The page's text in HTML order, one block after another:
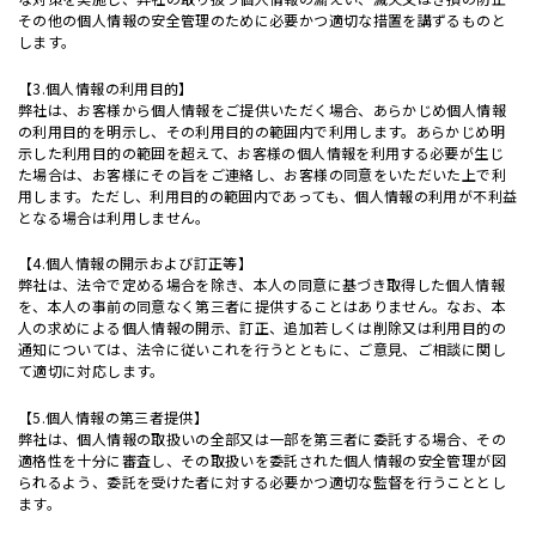
その他の個人情報の安全管理のために必要かつ適切な措置を講ずるものと
します。
【3.個人情報の利用目的】
弊社は、お客様から個人情報をご提供いただく場合、あらかじめ個人情報
の利用目的を明示し、その利用目的の範囲内で利用します。あらかじめ明
示した利用目的の範囲を超えて、お客様の個人情報を利用する必要が生じ
た場合は、お客様にその旨をご連絡し、お客様の同意をいただいた上で利
用します。ただし、利用目的の範囲内であっても、個人情報の利用が不利益
となる場合は利用しません。
【4.個人情報の開示および訂正等】
弊社は、法令で定める場合を除き、本人の同意に基づき取得した個人情報
を、本人の事前の同意なく第三者に提供することはありません。なお、本
人の求めによる個人情報の開示、訂正、追加若しくは削除又は利用目的の
通知については、法令に従いこれを行うとともに、ご意見、ご相談に関し
て適切に対応します。
【5.個人情報の第三者提供】
弊社は、個人情報の取扱いの全部又は一部を第三者に委託する場合、その
適格性を十分に審査し、その取扱いを委託された個人情報の安全管理が図
られるよう、委託を受けた者に対する必要かつ適切な監督を行うこととし
ます。